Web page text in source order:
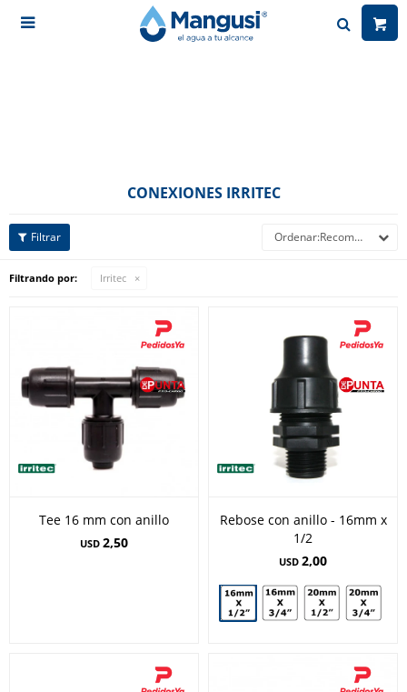

CONEXIONES IRRITEC
Recomendados
Filtrando por: Irritec
Tee 16 mm con anillo
USD 2,50
Rebose con anillo - 16mm x
1/2
USD 2,00